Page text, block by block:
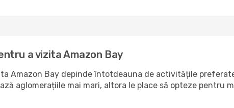
a vizita Amazon Bay
Amazon Bay depinde întotdeauna de activitățile
aglomerațiile mai mari, altora le place să opteze